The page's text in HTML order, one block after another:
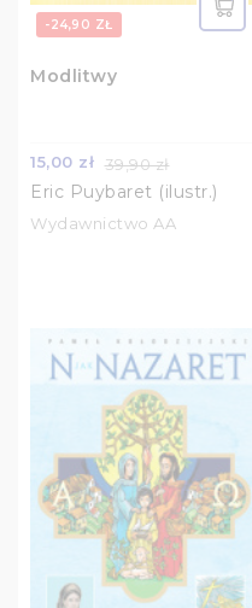
-24,90 ZŁ
Modlitwy
15,00 zł 39,90 zł
Eric Puybaret (ilustr.)
Wydawnictwo AA